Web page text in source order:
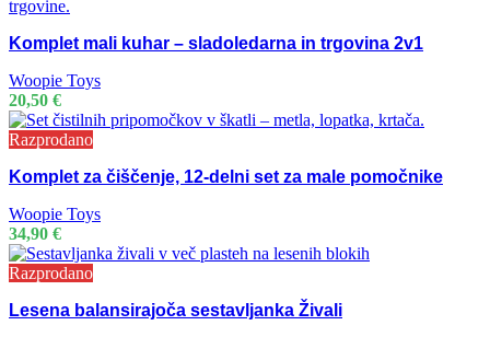
Komplet mali kuhar – sladoledarna in trgovina 2v1
Woopie Toys
20,50 €
Razprodano
Komplet za čiščenje, 12-delni set za male pomočnike
Woopie Toys
34,90 €
Razprodano
Lesena balansirajoča sestavljanka Živali